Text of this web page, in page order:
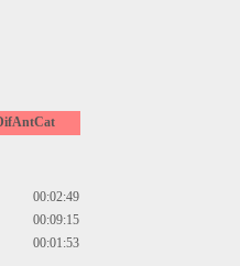
00:02:49
00:09:15
00:01:53